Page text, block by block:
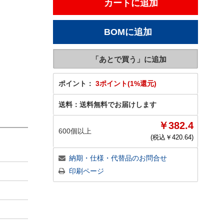
ポイント： 3ポイント(1%還元)
送料： 送料無料でお届けします
600個以上 ￥382.4
(税込￥ 420.64)
納期・仕様・代替品のお問合せ
印刷ページ